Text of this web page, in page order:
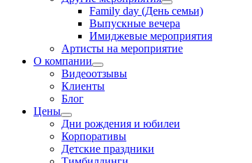
Family day (День семьи)
Выпускные вечера
Имиджевые мероприятия
Артисты на мероприятие
О компании
Видеоотзывы
Клиенты
Блог
Цены
Дни рождения и юбилеи
Корпоративы
Детские праздники